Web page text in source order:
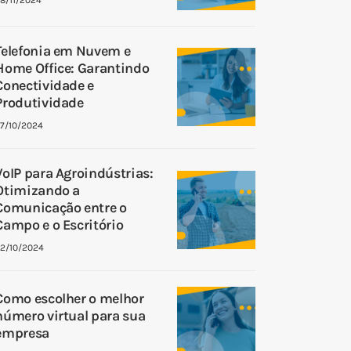
em Nuvem e
Office: Garantindo
e
10/2024
para Agroindústrias:
a
entre o
e o Escritório
10/2024
escolher o melhor
virtual para sua